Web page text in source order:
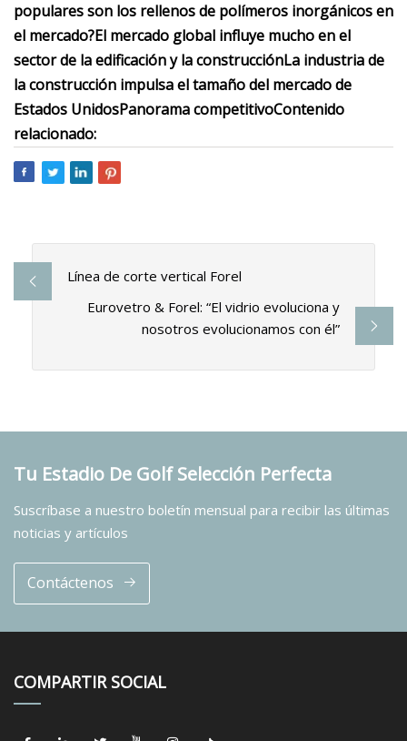
populares son los rellenos de polímeros inorgánicos en
el mercado?El mercado global influye mucho en el
sector de la edificación y la construcciónLa industria de
la construcción impulsa el tamaño del mercado de
Estados UnidosPanorama competitivoContenido
relacionado:
Línea de corte vertical Forel
Eurovetro & Forel: “El vidrio evoluciona y
nosotros evolucionamos con él”
Tu Estadio De Golf Selección Perfecta
Suscríbase a nuestro boletín mensual para recibir las últimas
noticias y artículos
Contáctenos
COMPARTIR SOCIAL